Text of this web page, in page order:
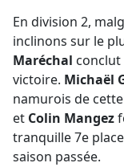
En division 2,
inclinons sur le
Maréchal conclut
victoire. Michaël
namurois de
et Colin Mangez
tranquille 7e
saison passée.